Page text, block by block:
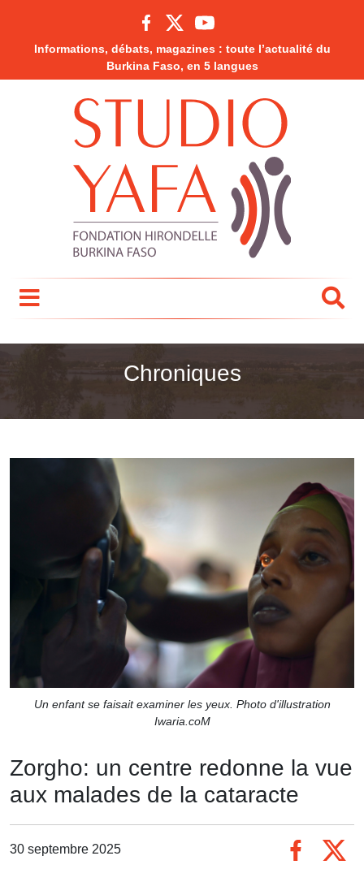
Informations, débats, magazines : toute l’actualité du
Burkina Faso, en 5 langues
Chroniques
Un enfant se faisait examiner les yeux. Photo d'illustration
Iwaria.coM
Zorgho: un centre redonne la vue
aux malades de la cataracte
30 septembre 2025